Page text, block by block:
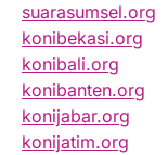
suarasumsel.org
konibekasi.org
konibali.org
konibanten.org
konijabar.org
konijatim.org